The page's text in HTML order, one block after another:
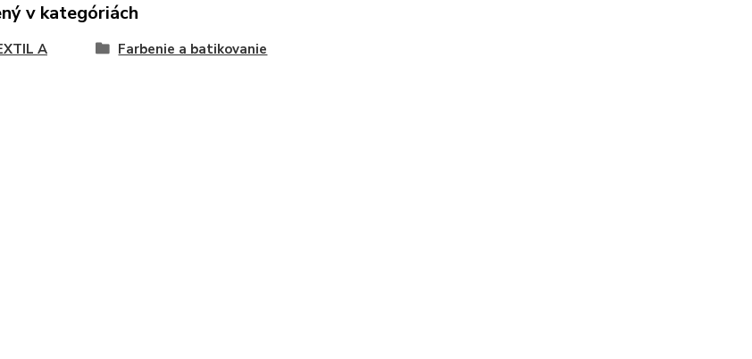
v kategóriách
A
Farbenie a batikovanie